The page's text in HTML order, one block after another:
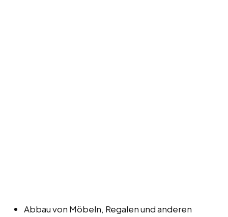
Abbau von Möbeln, Regalen und anderen